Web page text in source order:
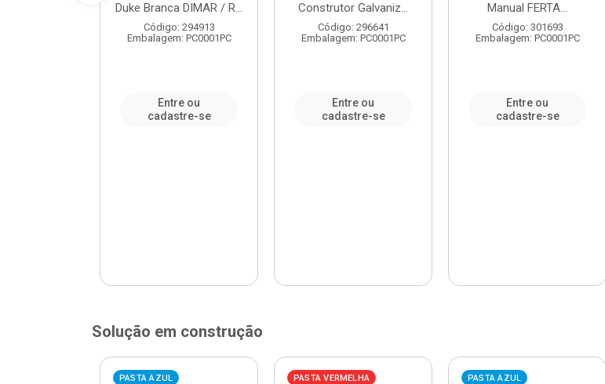
Duke Branca DIMAR / R...
Código: 294913
Embalagem: PC0001PC
Entre ou
cadastre-se
Construtor Galvaniz...
Código: 296641
Embalagem: PC0001PC
Entre ou
cadastre-se
Manual FERTA...
Código: 301693
Embalagem: PC0001PC
Entre ou
cadastre-se
Solução em construção
PASTA AZUL PASTA VERMELHA PASTA AZUL